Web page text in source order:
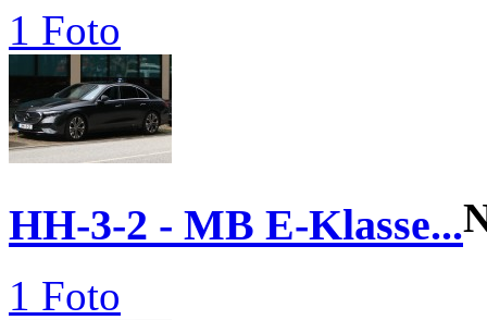
1 Foto
HH-3-2 - MB E-Klasse...
1 Foto